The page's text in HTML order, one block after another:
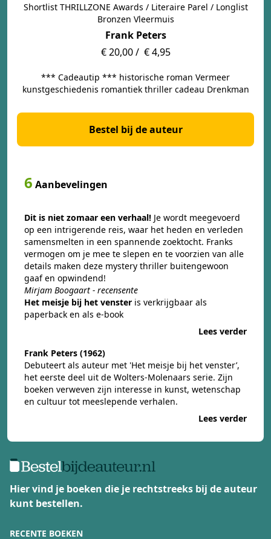
Shortlist THRILLZONE Awards / Literaire Parel / Longlist
Bronzen Vleermuis
Frank Peters
€ 20,00 / € 4,95
*** Cadeautip *** historische roman Vermeer
kunstgeschiedenis romantiek thriller cadeau Drenkman
Bestel bij de auteur
6 Aanbevelingen
Dit is niet zomaar een verhaal! Je wordt meegevoerd
op een intrigerende reis, waar het heden en verleden
samensmelten in een spannende zoektocht. Franks
vermogen om je mee te slepen en te voorzien van alle
details maken deze mystery thriller buitengewoon
gaaf en opwindend!
Mirjam Boogaart - recensente
Het meisje bij het venster is verkrijgbaar als
paperback en als e-book
Lees verder
Frank Peters (1962)
Debuteert als auteur met 'Het meisje bij het venster’,
het eerste deel uit de Wolters-Molenaars serie. Zijn
boeken verweven zijn interesse in kunst, wetenschap
en cultuur tot meeslepende verhalen.
Lees verder
Hier vind je boeken die je rechtstreeks bij de auteur
kunt bestellen.
RECENTE BOEKEN